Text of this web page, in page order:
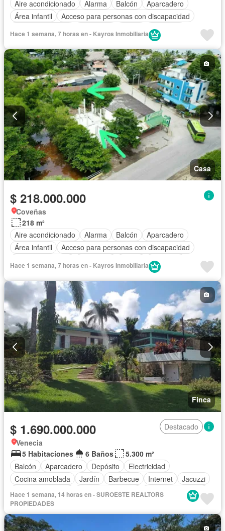
Aire acondicionado
Alarma Balcón
Aparcadero
Área infantil
Acceso para personas con discapacidad
Barbecue
Gimnasio Calefacción
Jacuzzi
Ascensor Gas natural
Vista panorámica
Sauna
Seguridad privada Cuarto de servicio
Piscina
Cancha de tenis
Terraza Agua
Tanque de agua
Patio
Hace 1 semana, 7 horas en - Kayros Inmobiliaria
Casa
$ 218.000.000
Coveñas
218 m²
Aire acondicionado
Alarma Balcón
Aparcadero
Área infantil
Acceso para personas con discapacidad
Barbecue
Gimnasio Calefacción
Jacuzzi
Ascensor Gas natural
Sauna
Seguridad privada Cuarto de servicio
Piscina
Cancha de tenis
Terraza Agua
Tanque de agua
Patio
Hace 1 semana, 7 horas en - Kayros Inmobiliaria
Finca
$ 1.690.000.000
Destacado
Venecia
5 Habitaciones
6 Baños
5.300 m²
Balcón
Aparcadero Depósito
Electricidad
Cocina amoblada
Jardín Barbecue Internet
Jacuzzi
Vista panorámica
Seguridad privada
Cuarto de servicio
Piscina
Agua
Hace 1 semana, 14 horas en - SUROESTE REALTORS
PROPIEDADES